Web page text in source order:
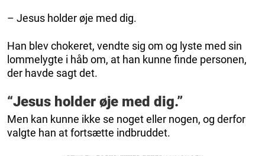
– Jesus holder øje med dig.
Han blev chokeret, vendte sig om og lyste med sin
lommelygte i håb om, at han kunne finde personen,
der havde sagt det.
“Jesus holder øje med dig.”
Men kan kunne ikke se noget eller nogen, og derfor
valgte han at fortsætte indbruddet.